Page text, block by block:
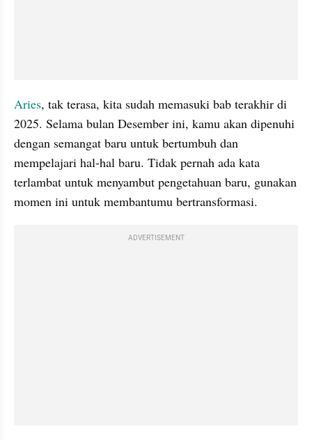
Aries, tak terasa, kita sudah memasuki bab terakhir di
2025. Selama bulan Desember ini, kamu akan dipenuhi
dengan semangat baru untuk bertumbuh dan
mempelajari hal-hal baru. Tidak pernah ada kata
terlambat untuk menyambut pengetahuan baru, gunakan
momen ini untuk membantumu bertransformasi.
ADVERTISEMENT